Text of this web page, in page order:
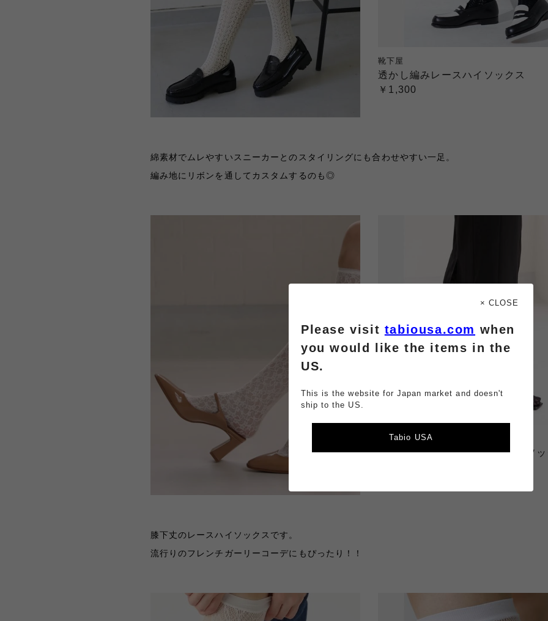
靴下屋
透かし編みレースハイソックス
￥1,300
綿素材でムレやすいスニーカーとのスタイリングにも合わせやすい一足。
編み地にリボンを通してカスタムするのも◎
Tabio
縫製ストレッチレース小花ハイソ
膝下丈のレースハイソックスです。
流行りのフレンチガーリーコーデにもぴったり！！
× CLOSE
Please visit tabiousa.com when
you would like the items in the
US.
This is the website for Japan market and doesn't
ship to the US.
Tabio USA